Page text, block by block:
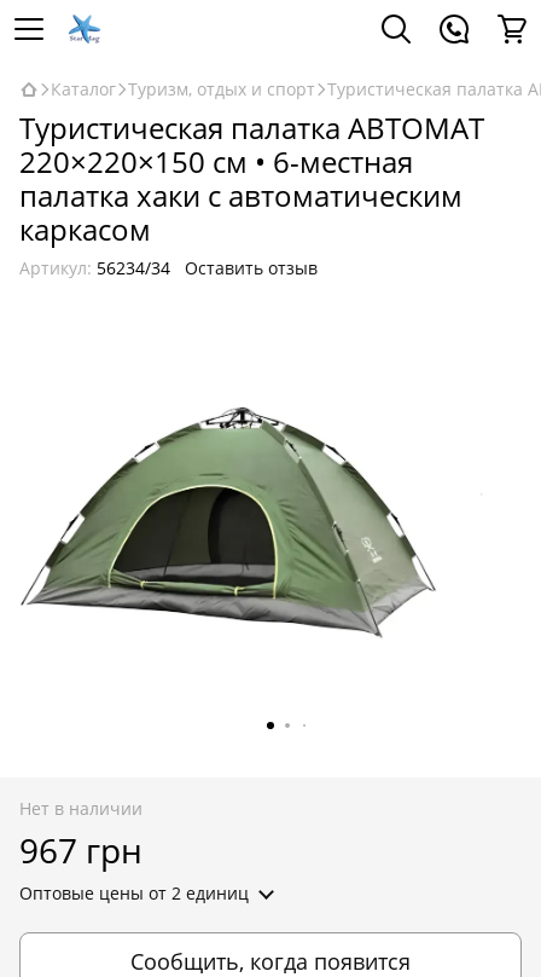
Каталог Туризм, отдых и спорт Туристическая палатка
Туристическая палатка АВТОМАТ
220×220×150 см • 6-местная
палатка хаки с автоматическим
каркасом
Артикул: 56234/34 Оставить отзыв
Нет в наличии
967 грн
Оптовые цены от 2 единиц
Сообщить, когда появится